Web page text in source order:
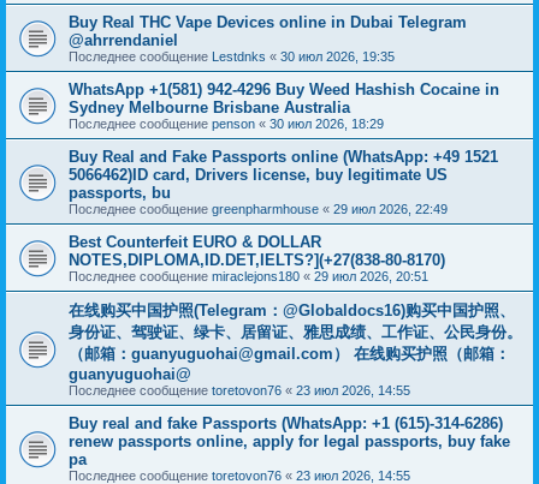
Buy Real THC Vape Devices online in Dubai Telegram
@ahrrendaniel
Последнее сообщение Lestdnks « 30 июл 2026, 19:35
WhatsApp +1(581) 942-4296 Buy Weed Hashish Cocaine in
Sydney Melbourne Brisbane Australia
Последнее сообщение penson « 30 июл 2026, 18:29
Buy Real and Fake Passports online (WhatsApp: +49 1521
5066462)ID card, Drivers license, buy legitimate US
passports, bu
Последнее сообщение greenpharmhouse « 29 июл 2026, 22:49
Best Counterfeit EURO & DOLLAR
NOTES,DIPLOMA,ID.DET,IELTS?](+27(838-80-8170)
Последнее сообщение miraclejons180 « 29 июл 2026, 20:51
在线购买中国护照(Telegram：@Globaldocs16)购买中国护照、
身份证、驾驶证、绿卡、居留证、雅思成绩、工作证、公民身份。
（邮箱： guanyuguohai@gmail.com ） 在线购买护照（邮箱：
guanyuguohai@
Последнее сообщение toretovon76 « 23 июл 2026, 14:55
Buy real and fake Passports (WhatsApp: +1 (615)-314-6286)
renew passports online, apply for legal passports, buy fake
pa
Последнее сообщение toretovon76 « 23 июл 2026, 14:55